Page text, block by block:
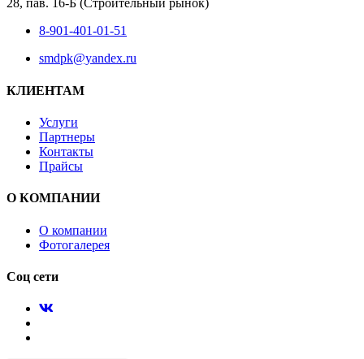
28, пав. 16-Б (Строительный рынок)
8-901-401-01-51
smdpk@yandex.ru
КЛИЕНТАМ
Услуги
Партнеры
Контакты
Прайсы
О КОМПАНИИ
О компании
Фотогалерея
Соц сети